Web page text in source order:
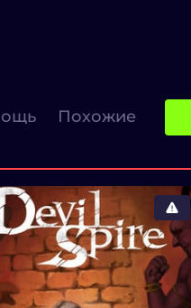
Похожие